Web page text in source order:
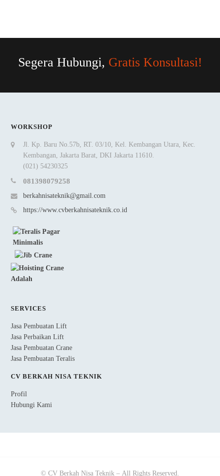
Segera Hubungi, Gratis Konsultasi!
WORKSHOP
Jl. Kp. Baru No.57b, RT. 03/10, Kel. Kembangan Utara, Kec.
Kembangan, Jakarta Barat, DKI Jakarta 11610.
(021) 54230325
081398079258
berkahnisateknik@gmail.com
https://www.cvberkahnisateknik.co.id
SERVICES
Jasa Pembuatan Lift
Jasa Perbaikan Lift
Jasa Pembuatan Crane
Jasa Pembuatan Teralis
CV BERKAH NISA TEKNIK
Profil
Hubungi Kami
© CV Berkah Nisa Teknik – All Rights Reserved.